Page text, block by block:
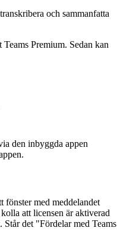
och sammanfatta
Premium. Sedan kan
den inbyggda appen
fönster med meddelandet
att licensen är aktiverad
det "Fördelar med Teams